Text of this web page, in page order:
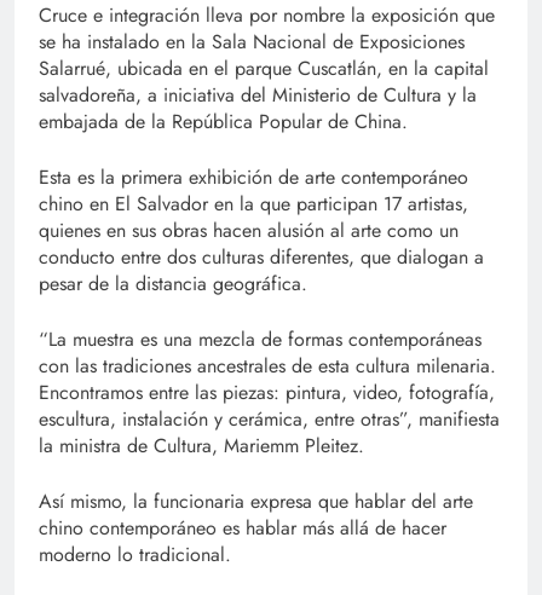
Cruce e integración lleva por nombre la exposición que
se ha instalado en la Sala Nacional de Exposiciones
Salarrué, ubicada en el parque Cuscatlán, en la capital
salvadoreña, a iniciativa del Ministerio de Cultura y la
embajada de la República Popular de China.
Esta es la primera exhibición de arte contemporáneo
chino en El Salvador en la que participan 17 artistas,
quienes en sus obras hacen alusión al arte como un
conducto entre dos culturas diferentes, que dialogan a
pesar de la distancia geográfica.
“La muestra es una mezcla de formas contemporáneas
con las tradiciones ancestrales de esta cultura milenaria.
Encontramos entre las piezas: pintura, video, fotografía,
escultura, instalación y cerámica, entre otras”, manifiesta
la ministra de Cultura, Mariemm Pleitez.
Así mismo, la funcionaria expresa que hablar del arte
chino contemporáneo es hablar más allá de hacer
moderno lo tradicional.